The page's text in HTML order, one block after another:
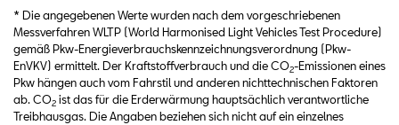
* Die angegebenen Werte wurden nach dem vorgeschriebenen
Messverfahren WLTP (World Harmonised Light Vehicles Test Procedure)
gemäß Pkw-Energieverbrauchskennzeichnungsverordnung (Pkw-
EnVKV) ermittelt. Der Kraftstoffverbrauch und die CO2-Emissionen eines
Pkw hängen auch vom Fahrstil und anderen nichttechnischen Faktoren
ab. CO2 ist das für die Erderwärmung hauptsächlich verantwortliche
Treibhausgas. Die Angaben beziehen sich nicht auf ein einzelnes